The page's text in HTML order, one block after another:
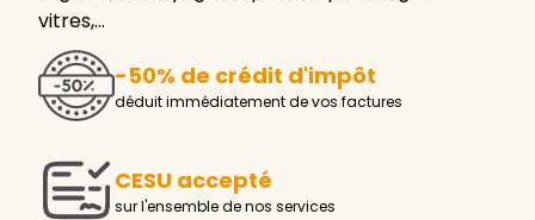
vitres,…
-50% de crédit d'impôt
déduit immédiatement de vos factures
CESU accepté
sur l'ensemble de nos services